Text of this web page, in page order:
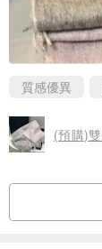
質感優異